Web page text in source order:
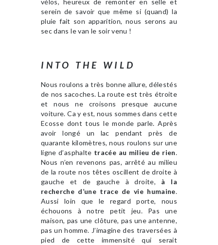
vélos, heureux de remonter en selle et
serein de savoir que même si (quand) la
pluie fait son apparition, nous serons au
sec dans le van le soir venu !
INTO THE WILD
Nous roulons a très bonne allure, délestés
de nos sacoches. La route est très étroite
et nous ne croisons presque aucune
voiture. Ca y est, nous sommes dans cette
Ecosse dont tous le monde parle. Après
avoir longé un lac pendant près de
quarante kilomètres, nous roulons sur une
ligne d’asphalte tracée au milieu de rien.
Nous n’en revenons pas, arrêté au milieu
de la route nos têtes oscillent de droite à
gauche et de gauche à droite, à la
recherche d’une trace de vie humaine.
Aussi loin que le regard porte, nous
échouons à notre petit jeu. Pas une
maison, pas une clôture, pas une antenne,
pas un homme. J’imagine des traversées à
pied de cette immensité qui serait